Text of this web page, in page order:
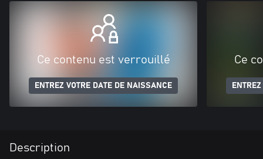
Ce contenu est verrouillé
ENTREZ VOTRE DATE DE NAISSANCE
Ce
Description